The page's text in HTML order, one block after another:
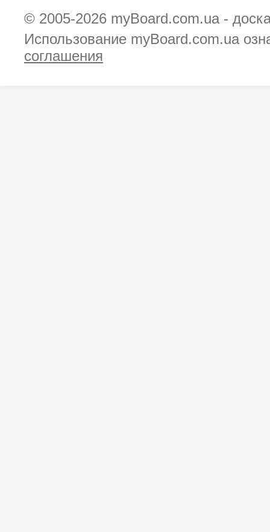
© 2005-2026 myBoard.com.ua -
Использование myBoard.com.ua
соглашения